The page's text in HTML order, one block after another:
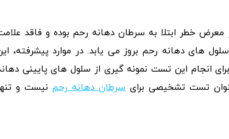
خطر ابتلا به سرطان دهانه رحم بوده و فاقد
های دهانه رحم بروز می‌ یابد. در موارد پیشرفته،
انجام این تست نمونه‌ گیری از سلول‌ های پایینی
تست تشخیصی برایسرطان دهانه رحمنیست و